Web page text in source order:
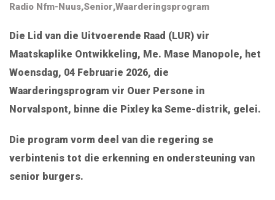
Radio Nfm-Nuus,Senior,Waarderingsprogram
Die Lid van die Uitvoerende Raad (LUR) vir
Maatskaplike Ontwikkeling, Me. Mase Manopole, het
Woensdag, 04 Februarie 2026, die
Waarderingsprogram vir Ouer Persone in
Norvalspont, binne die Pixley ka Seme-distrik, gelei.
Die program vorm deel van die regering se
verbintenis tot die erkenning en ondersteuning van
senior burgers.